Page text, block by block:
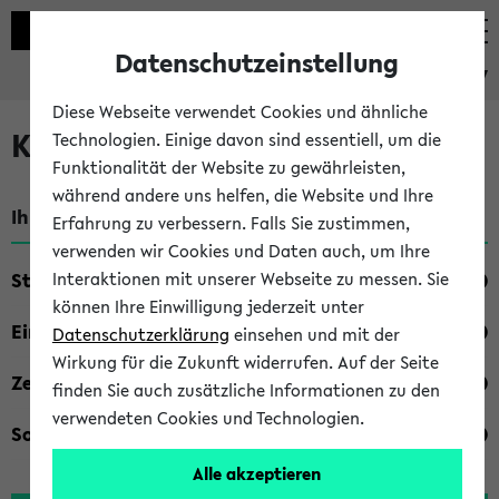
eKVV
Kombisuche im eKVV
Ihre Suchkriterien:
Studienfach
Einrichtung
Zeiten
Sonstiges
Datenschutzeinstellung
Diese Webseite verwendet Cookies und ähnliche
Technologien. Einige davon sind essentiell, um die
Funktionalität der Website zu gewährleisten,
während andere uns helfen, die Website und Ihre
Erfahrung zu verbessern. Falls Sie zustimmen,
verwenden wir Cookies und Daten auch, um Ihre
Interaktionen mit unserer Webseite zu messen. Sie
können Ihre Einwilligung jederzeit unter
Datenschutzerklärung einsehen und mit der
Wirkung für die Zukunft widerrufen. Auf der Seite
finden Sie auch zusätzliche Informationen zu den
verwendeten Cookies und Technologien.
Alle akzeptieren